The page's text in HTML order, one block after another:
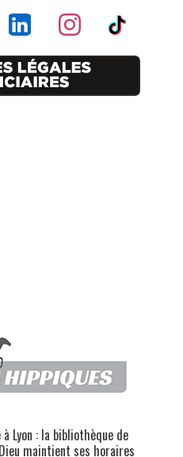
à Lyon : la bibliothèque de
maintient ses horaires